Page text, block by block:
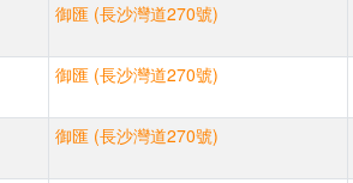
御匯 (長沙灣道270號)
御匯 (長沙灣道270號)
御匯 (長沙灣道270號)